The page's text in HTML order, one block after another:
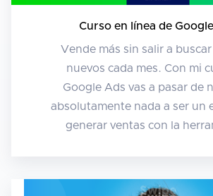
Curso en línea de
Vende más sin salir a
nuevos cada mes. Con mi
Google Ads vas a pasar de
absolutamente nada a ser un
generar ventas con la